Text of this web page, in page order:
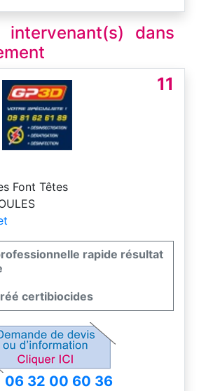
intervenant(s) dans
11
Font Têtes
rapide résultat
certibiocides
06 32 00 60 36